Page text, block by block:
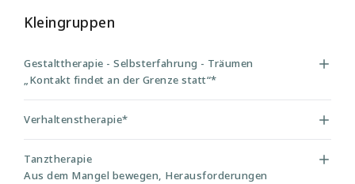
Kleingruppen
Gestalttherapie - Selbsterfahrung - Träumen
„Kontakt findet an der Grenze statt“*
Verhaltenstherapie*
Tanztherapie
Aus dem Mangel bewegen, Herausforderungen